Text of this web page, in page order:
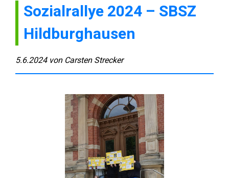
Sozialrallye 2024 – SBSZ
Hildburghausen
5.6.2024 von Carsten Strecker